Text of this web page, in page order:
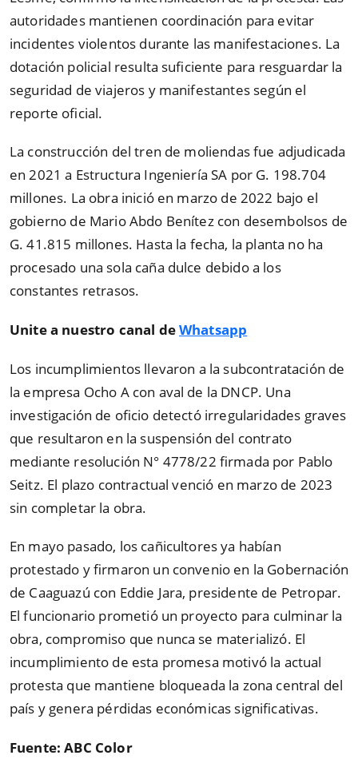
autoridades mantienen coordinación para evitar
incidentes violentos durante las manifestaciones. La
dotación policial resulta suficiente para resguardar la
seguridad de viajeros y manifestantes según el
reporte oficial.
La construcción del tren de moliendas fue adjudicada
en 2021 a Estructura Ingeniería SA por G. 198.704
millones. La obra inició en marzo de 2022 bajo el
gobierno de Mario Abdo Benítez con desembolsos de
G. 41.815 millones. Hasta la fecha, la planta no ha
procesado una sola caña dulce debido a los
constantes retrasos.
Unite a nuestro canal deWhatsapp
Los incumplimientos llevaron a la subcontratación de
la empresa Ocho A con aval de la DNCP. Una
investigación de oficio detectó irregularidades graves
que resultaron en la suspensión del contrato
mediante resolución N° 4778/22 firmada por Pablo
Seitz. El plazo contractual venció en marzo de 2023
sin completar la obra.
En mayo pasado, los cañicultores ya habían
protestado y firmaron un convenio en la Gobernación
de Caaguazú con Eddie Jara, presidente de Petropar.
El funcionario prometió un proyecto para culminar la
obra, compromiso que nunca se materializó. El
incumplimiento de esta promesa motivó la actual
protesta que mantiene bloqueada la zona central del
país y genera pérdidas económicas significativas.
Fuente: ABC Color